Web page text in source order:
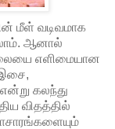
மீள் வடிவமாக
ஆனால்
எளிமையான
கலந்து
விதத்தில்